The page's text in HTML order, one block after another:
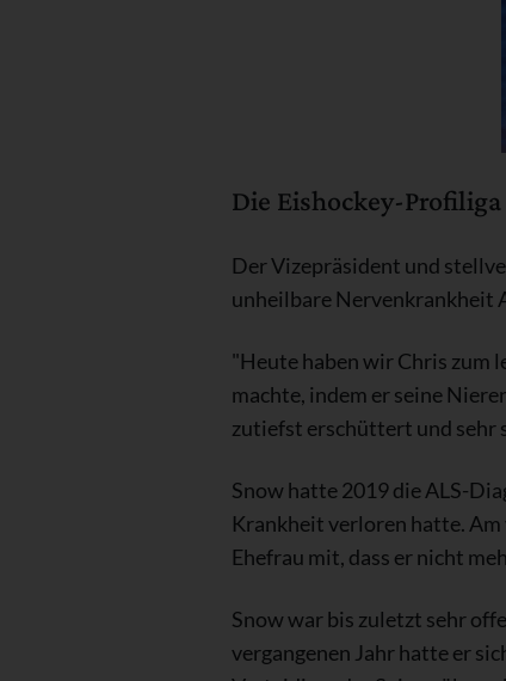
Die Eishockey-
Der Vizepräsident und
unheilbare Nervenkrankheit
"Heute haben wir Chris zum
machte, indem er seine
zutiefst erschüttert und sehr
Snow hatte 2019 die ALS-
Krankheit verloren hatte.
Ehefrau mit, dass er nicht
Snow war bis zuletzt sehr
vergangenen Jahr hatte er